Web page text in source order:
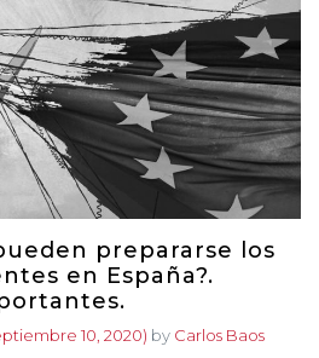
prepararse los
en España?.
10, 2020) by Carlos Baos